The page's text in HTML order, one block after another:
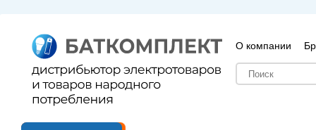
О компании